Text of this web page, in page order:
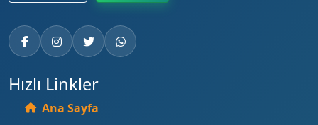
Hızlı Linkler
Ana Sayfa